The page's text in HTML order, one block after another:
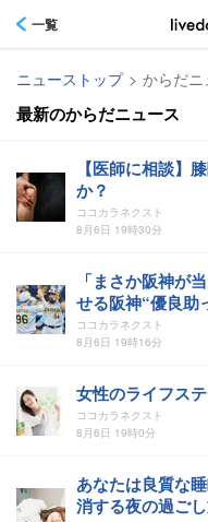
一覧
ニューストップ > からだニ
最新のからだニュース
【医師に相談】
か？
ココカラネクスト
8月6日 19時30分
「まさか阪神が
せる阪神“優良
スラム→翌日3ラ
ビる」
ココカラネクスト
8月6日 19時16分
女性のライフス
ココカラネクスト
8月6日 19時0分
あなたは良質な
消する夜の過ご